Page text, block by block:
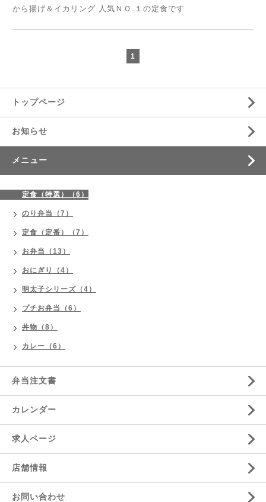
から揚げ＆イカリング 人気ＮＯ.１の定食です
1
トップページ
お知らせ
メニュー
定食（特選）（6）
のり弁当（7）
定食（定番）（7）
お弁当（13）
おにぎり（4）
明太子シリーズ（4）
プチお弁当（6）
丼物（8）
カレー（6）
弁当注文書
カレンダー
求人ページ
店舗情報
お問い合わせ